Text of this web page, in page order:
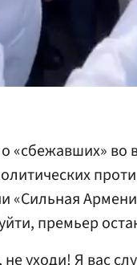
«сбежавших»
«Сильная
премьер
уходи! Я вас